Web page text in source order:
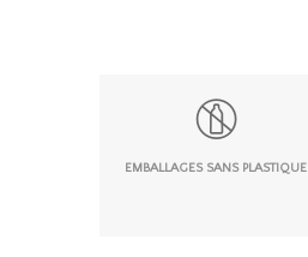
EMBALLAGES SANS PLASTIQUE